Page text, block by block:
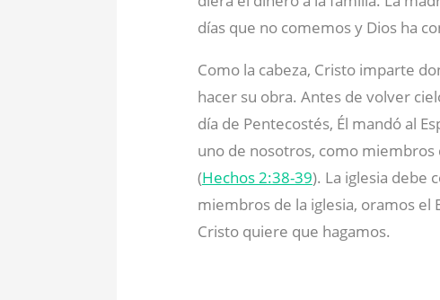
días que no comemos y Dios ha
Como la cabeza, Cristo imparte
hacer su obra. Antes de volver
día de Pentecostés, Él mandó al
uno de nosotros, como miembros
(Hechos 2:38-39). La iglesia debe
miembros de la iglesia, oramos el
Cristo quiere que hagamos.